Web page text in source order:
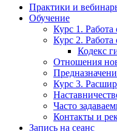
Практики и
Обучение
Курс 1.
Курс 2.
Кодекс
Отношения
Курс 3.
Часто
Контакты и
Запись на сеанс